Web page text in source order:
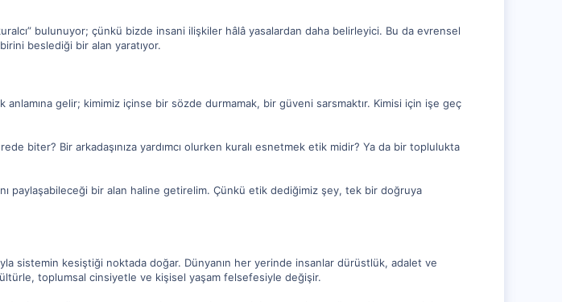
bulunuyor; çünkü bizde insani ilişkiler hâlâ yasalardan daha belirleyici. Bu da evrensel
beslediği bir alan yaratıyor.
gelir; kimimiz içinse bir sözde durmamak, bir güveni sarsmaktır. Kimisi için işe geç
biter? Bir arkadaşınıza yardımcı olurken kuralı esnetmek etik midir? Ya da bir toplulukta
paylaşabileceği bir alan haline getirelim. Çünkü etik dediğimiz şey, tek bir doğruya
sistemin kesiştiği noktada doğar. Dünyanın her yerinde insanlar dürüstlük, adalet ve
toplumsal cinsiyetle ve kişisel yaşam felsefesiyle değişir.